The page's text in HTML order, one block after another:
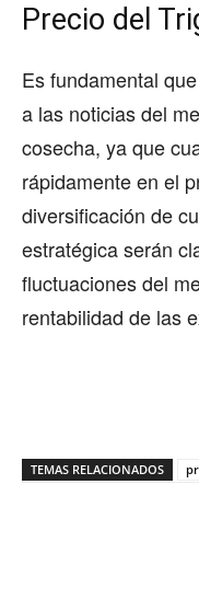
Precio del
Es fundamental
a las noticias del
cosecha, ya que
rápidamente en el
diversificación de
estratégica serán
fluctuaciones del
rentabilidad de las
TEMAS RELACIONADOS